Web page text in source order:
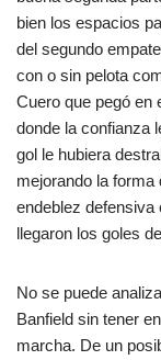
bien los espacios
del segundo
con o sin pelota
Cuero que pegó en
donde la confianza
gol le hubiera
mejorando la
endeblez
llegaron los goles
No se puede
Banfield sin tener
marcha. De un